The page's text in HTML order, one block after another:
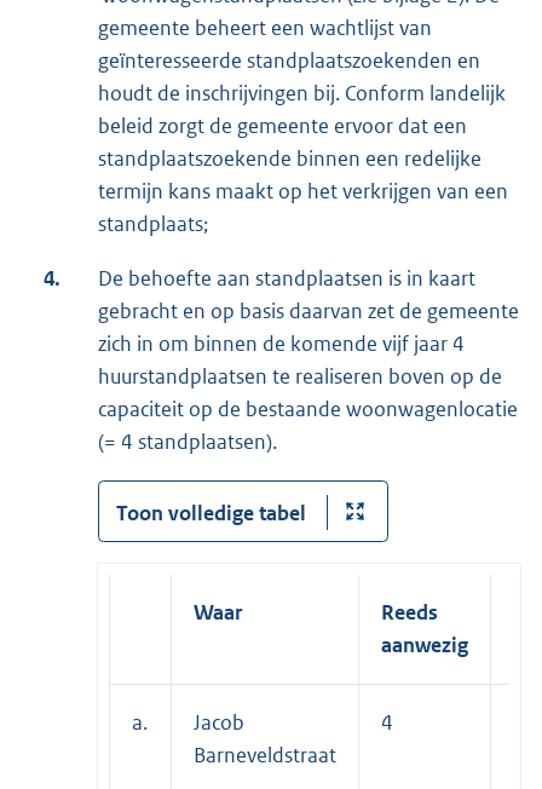
gemeente beheert een wachtlijst van
geïnteresseerde standplaatszoekenden en
houdt de inschrijvingen bij. Conform landelijk
beleid zorgt de gemeente ervoor dat een
standplaatszoekende binnen een redelijke
termijn kans maakt op het verkrijgen van een
standplaats;
4.
De behoefte aan standplaatsen is in kaart
gebracht en op basis daarvan zet de gemeente
zich in om binnen de komende vijf jaar 4
huurstandplaatsen te realiseren boven op de
capaciteit op de bestaande woonwagenlocatie
(= 4 standplaatsen).
Toon volledige tabel
Waar
Reeds
aanwezig
a.
Jacob
Barneveldstraat
4